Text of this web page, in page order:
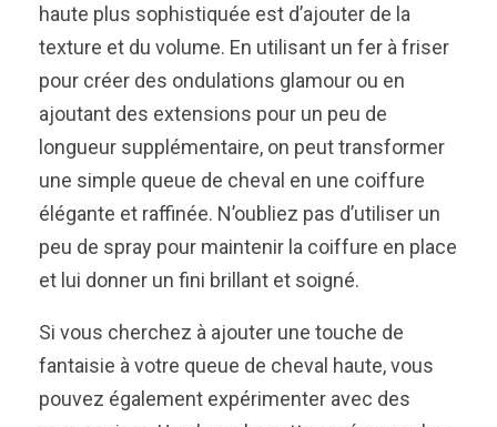
haute plus sophistiquée est d’ajouter de la
texture et du volume. En utilisant un fer à friser
pour créer des ondulations glamour ou en
ajoutant des extensions pour un peu de
longueur supplémentaire, on peut transformer
une simple queue de cheval en une coiffure
élégante et raffinée. N’oubliez pas d’utiliser un
peu de spray pour maintenir la coiffure en place
et lui donner un fini brillant et soigné.
Si vous cherchez à ajouter une touche de
fantaisie à votre queue de cheval haute, vous
pouvez également expérimenter avec des